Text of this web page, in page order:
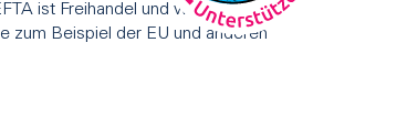
ist Freihandel und wirtschaftliche
zum Beispiel der EU und anderen